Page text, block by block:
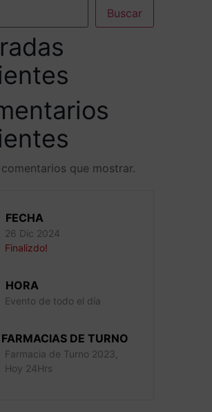
Buscar
que mostrar.
FECHA
26 Dic 2024
Finalizdo!
HORA
Evento de todo el día
FARMACIAS DE TURNO
Farmacia de Turno 2023,
Hoy 24Hrs